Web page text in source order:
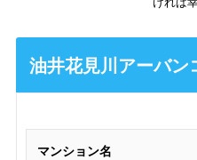
油井花見川アーバ
マンション名